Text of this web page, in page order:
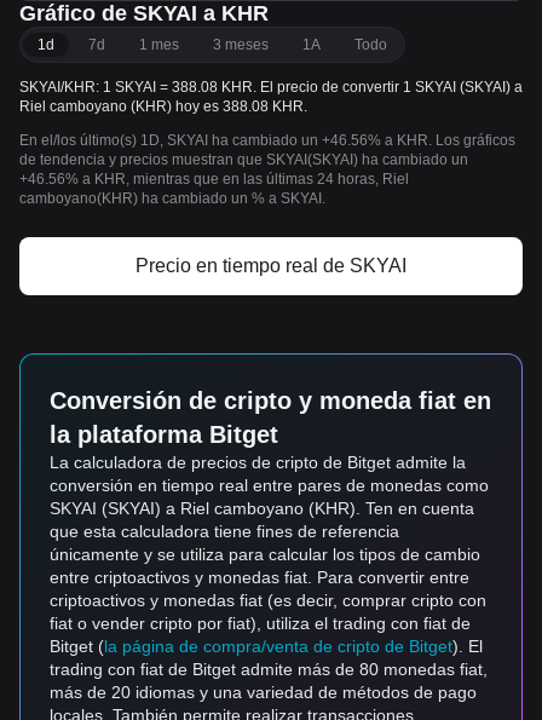
Gráfico de SKYAI a KHR
1d 7d 1 mes 3 meses 1A Todo
SKYAI/KHR: 1 SKYAI = 388.08 KHR. El precio de convertir 1 SKYAI (SKYAI) a
Riel camboyano (KHR) hoy es 388.08 KHR.
En el/los último(s) 1D, SKYAI ha cambiado un +46.56% a KHR. Los gráficos
de tendencia y precios muestran que SKYAI(SKYAI) ha cambiado un
+46.56% a KHR, mientras que en las últimas 24 horas, Riel
camboyano(KHR) ha cambiado un % a SKYAI.
Precio en tiempo real de SKYAI
Conversión de cripto y moneda fiat en
la plataforma Bitget
La calculadora de precios de cripto de Bitget admite la
conversión en tiempo real entre pares de monedas como
SKYAI (SKYAI) a Riel camboyano (KHR). Ten en cuenta
que esta calculadora tiene fines de referencia
únicamente y se utiliza para calcular los tipos de cambio
entre criptoactivos y monedas fiat. Para convertir entre
criptoactivos y monedas fiat (es decir, comprar cripto con
fiat o vender cripto por fiat), utiliza el trading con fiat de
Bitget (la página de compra/venta de cripto de Bitget). El
trading con fiat de Bitget admite más de 80 monedas fiat,
más de 20 idiomas y una variedad de métodos de pago
locales. También permite realizar transacciones